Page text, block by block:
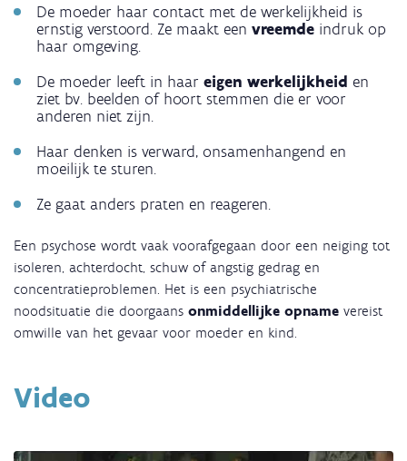
De moeder haar contact met de werkelijkheid is
ernstig verstoord. Ze maakt een vreemde indruk op
haar omgeving.
De moeder leeft in haar eigen werkelijkheid en
ziet bv. beelden of hoort stemmen die er voor
anderen niet zijn.
Haar denken is verward, onsamenhangend en
moeilijk te sturen.
Ze gaat anders praten en reageren.
Een psychose wordt vaak voorafgegaan door een neiging tot
isoleren, achterdocht, schuw of angstig gedrag en
concentratieproblemen. Het is een psychiatrische
noodsituatie die doorgaans onmiddellijke opname vereist
omwille van het gevaar voor moeder en kind.
Video